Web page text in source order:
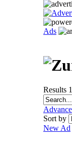
Ads
Results
Sort by
New Ad